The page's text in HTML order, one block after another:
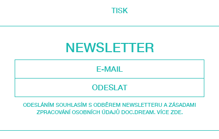
TISK
NEWSLETTER
ODESLAT
ODESLÁNÍM SOUHLASÍM S ODBĚREM NEWSLETTERU A ZÁSADAMI
ZPRACOVÁNÍ OSOBNÍCH ÚDAJŮ DOC.DREAM. VÍCE ZDE.